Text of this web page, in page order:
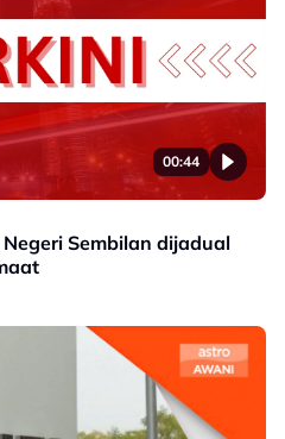
00:44
Sembilan dijadual